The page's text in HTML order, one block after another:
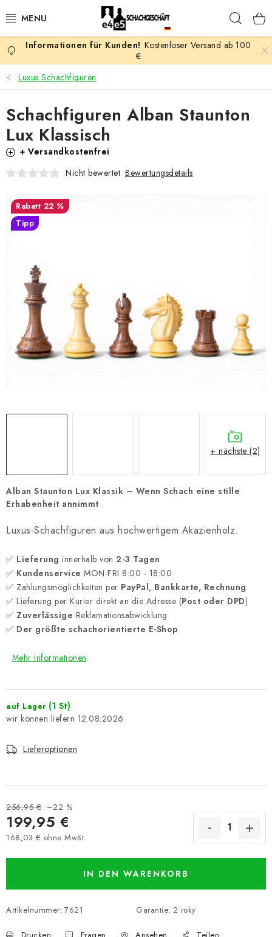
Inhalt
AKTION
SCHACHSPIELE
SCHACHFIGUREN
SCHACHBRETTER
SCHACHUHREN
SCHACHBÜCHER
SCHACH ONLINE
SCHACH-MERCH
SCHACH GESCHENKE
Kostenloser Versand ab 100
€
Luxus Schachfiguren
Alban Staunton Lux Klassik – Wenn Schach eine stille
Erhabenheit annimmt
Luxus-Schachfiguren aus hochwertigem Akazienholz.
✅ Lieferung innerhalb von 2-3 Tagen
✅ Kundenservice MON-FRI 8:00 - 18:00
✅ Zahlungsmöglichkeiten per PayPal, Bankkarte, Rechnung
✅ Lieferung per Kurier direkt an die Adresse (Post oder DPD)
✅ Zuverlässige Reklamationsabwicklung
✅ Der größte schachorientierte E-Shop
Mehr Informationen
auf Lager (1 St)
12.08.2026
Lieferoptionen
256,95 € –22 %
199,95 €
168,03 € ohne MwSt.
IN DEN WARENKORB
Artikelnummer: 7621 Garantie: 2 roky
Schachfiguren Alban Staunton
Lux Klassisch
+ Versandkostenfrei
Nicht bewertet Bewertungsdetails
22 %
Tipp
+ nächste (2)